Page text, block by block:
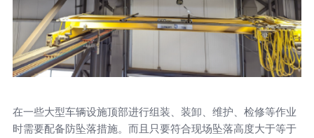
在一些大型车辆设施顶部进行组装、装卸、维护、检修等作业
时需要配备防坠落措施。而且只要符合现场坠落高度大于等于